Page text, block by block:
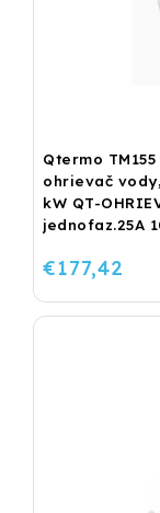
Qtermo
ohrievač
kW QT-
jednofaz.25A
€177,42